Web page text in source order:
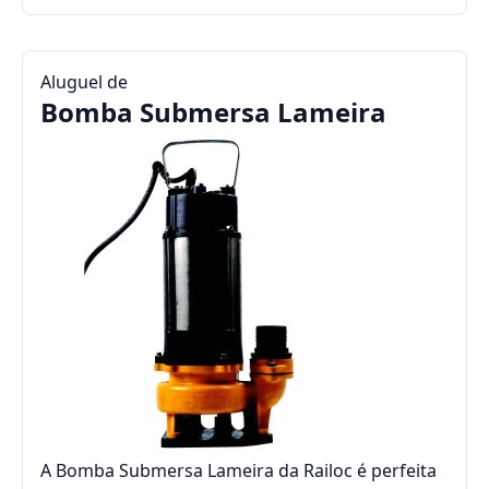
Aluguel de
Bomba Submersa Lameira
A Bomba Submersa Lameira da Railoc é perfeita